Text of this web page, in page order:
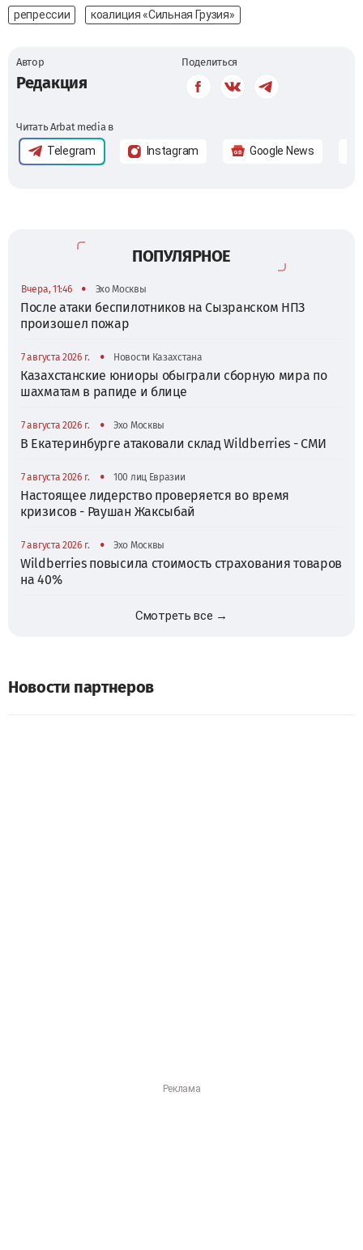
репрессии
коалиция «Сильная Грузия»
Автор
Редакция
Поделиться
Читать Arbat media в
Telegram Instagram Google News
ПОПУЛЯРНОЕ
Вчера, 11:46 • Эхо Москвы
После атаки беспилотников на Сызранском НПЗ
произошел пожар
7 августа 2026 г. • Новости Казахстана
Казахстанские юниоры обыграли сборную мира по
шахматам в рапиде и блице
7 августа 2026 г. • Эхо Москвы
В Екатеринбурге атаковали склад Wildberries - СМИ
7 августа 2026 г. • 100 лиц Евразии
Настоящее лидерство проверяется во время
кризисов - Раушан Жаксыбай
7 августа 2026 г. • Эхо Москвы
Wildberries повысила стоимость страхования товаров
на 40%
Смотреть все →
Новости партнеров